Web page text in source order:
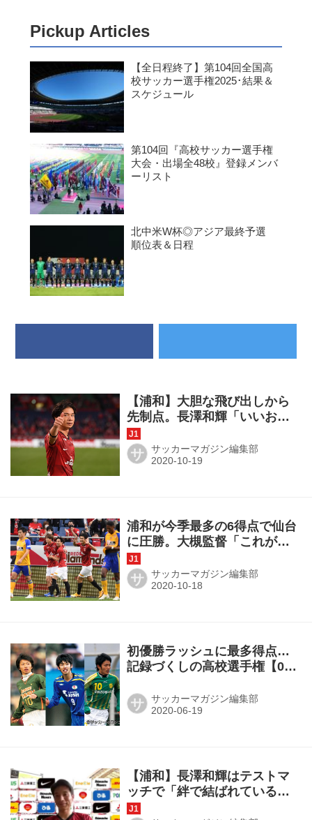
Pickup Articles
【全日程終了】第104回全国高
校サッカー選手権2025･結果＆
スケジュール
第104回『高校サッカー選手権
大会・出場全48校』登録メンバ
ーリスト
北中米W杯◎アジア最終予選
順位表＆日程
【浦和】大胆な飛び出しから
先制点。長澤和輝「いいお膳
立てをしてもらった」
サ サッカーマガジン編集部
浦和が今季最多の6得点で仙台
に圧勝。大槻監督「これが続
くように努力したい」◎J1第
23節
サ サッカーマガジン編集部
初優勝ラッシュに最多得点…
記録づくしの高校選手権【08
サ サッカーマガジン編集部
【浦和】長澤和輝はテストマ
ッチで「絆で結ばれているこ
とを確認する」